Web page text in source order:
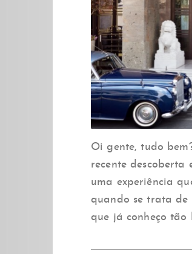
Oi gente, tudo
recente descoberta
uma experiência
quando se trata de
que já conheço tão